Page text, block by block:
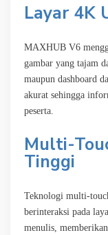
Layar 4K
MAXHUB V6
gambar yang tajam
maupun dashboard
akurat sehingga
peserta.
Multi-
Tinggi
Teknologi multi-
berinteraksi pada
menulis,